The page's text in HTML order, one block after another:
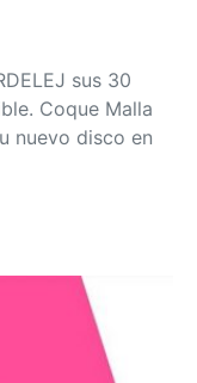
sus 30
Coque Malla
nuevo disco en